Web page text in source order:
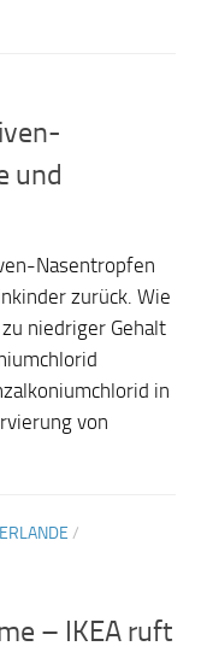
und
Nasentropfen
zurück. Wie
niedriger Gehalt
in
von
/
– IKEA ruft